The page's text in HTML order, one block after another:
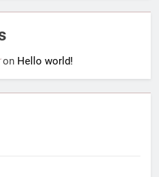
on Hello world!